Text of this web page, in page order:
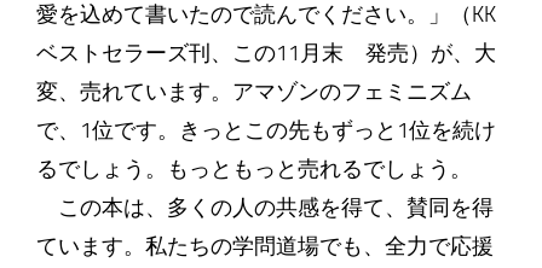
愛を込めて書いたので読んでください。」（KK
ベストセラーズ刊、この11月末 発売）が、大
変、売れています。アマゾンのフェミニズム
で、1位です。きっとこの先もずっと1位を続け
るでしょう。もっともっと売れるでしょう。
この本は、多くの人の共感を得て、賛同を得
ています。私たちの学問道場でも、全力で応援